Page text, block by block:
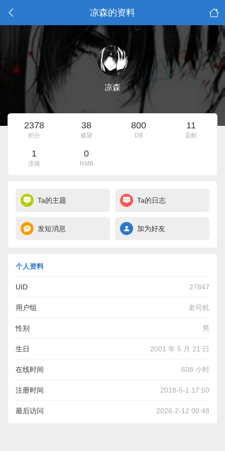
凉森的资料
凉森
2378
积分
38
威望
800
DB
11
贡献
1
违规
0
RMB
Ta的主题 Ta的日志
发短消息 加为好友
个人资料
UID 27847
用户组 老司机
性别 男
生日 2001 年 5 月 21 日
在线时间 608 小时
注册时间 2018-5-1 17:50
最后访问 2026-2-12 00:48